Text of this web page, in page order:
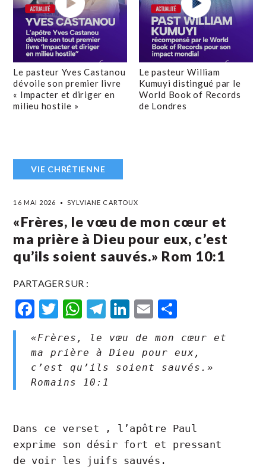
Le pasteur Yves Castanou
dévoile son premier livre
« Impacter et diriger en
milieu hostile »
Le pasteur William
Kumuyi distingué par le
World Book of Records
de Londres
VIE CHRÉTIENNE
16 MAI 2026 SYLVIANE CARTOUX
«Frères, le vœu de mon cœur et
ma prière à Dieu pour eux, c’est
qu’ils soient sauvés.» Rom‬ ‭10:1
PARTAGER SUR :
Facebook
Twitter
WhatsApp
Telegram
LinkedIn
Email
«Frères, le vœu de mon cœur et
ma prière à Dieu pour eux,
c’est qu’ils soient sauvés.»
Romains‬ ‭10‬:‭1‬ ‭
Dans ce verset , l’apôtre Paul
exprime son désir fort et pressant
de voir les juifs sauvés.